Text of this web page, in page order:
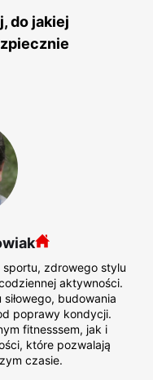
do jakiej
zdrowego stylu
aktywności.
budowania
poprawy kondycji.
fitnesssem, jak i
które pozwalają
czasie.